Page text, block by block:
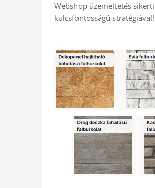
Webshop üzemeltetés
kulcsfontosságú stratégiával!